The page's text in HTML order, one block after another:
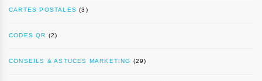
CARTES POSTALES (3)
CODES QR (2)
CONSEILS & ASTUCES MARKETING (29)